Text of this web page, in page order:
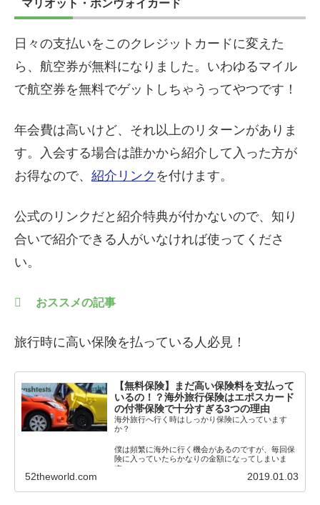
マリオット・ボンヴォイカード
日々の支払いをこのクレジットカードに変えた
ら、航空券が無料になりました。いわゆるマイル
で航空券を無料でゲットしちゃうってやつです！
年会費は高いけど、それ以上のリターンがありま
す。入会する場合は誰かから紹介して入った方が
お得なので、 紹介リンク を付けます。
公式のリンクだと紹介特典が付かないので、知り
合いで紹介できる人がいなければ使ってくださ
い。
おススメの記事
旅行時に高い保険を払っている人必見！
【無料保険】まだ高い保険料を支払って
いるの！？海外旅行保険はエポスカード
の付帯保険で十分すぎる3つの理由
海外旅行へ行く時はしっかり保険に入っています
か？
僕は頻繁に海外に行く機会があるのですが、毎回保
険に入っていたらかなりの金額になってしまいま
す。
52theworld.com 2019.01.03